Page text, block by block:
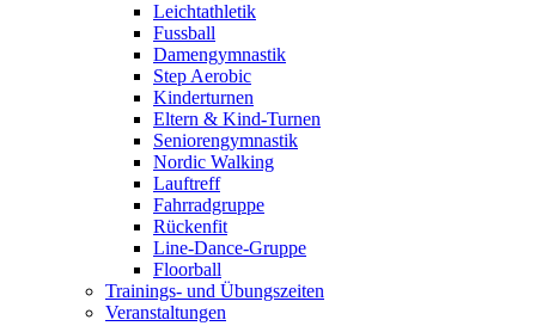
Leichtathletik
Fussball
Damengymnastik
Step Aerobic
Kinderturnen
Eltern & Kind-Turnen
Seniorengymnastik
Nordic Walking
Lauftreff
Fahrradgruppe
Rückenfit
Line-Dance-Gruppe
Floorball
Trainings- und Übungszeiten
Veranstaltungen